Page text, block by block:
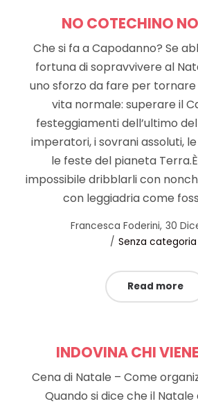
NO COTECHINO
Che si fa a Capodanno? Se
fortuna di sopravvivere al
uno sforzo da fare per
vita normale: superare il
festeggiamenti dell’ultimo
imperatori, i sovrani assoluti,
le feste del pianeta
impossibile dribblarli con
con leggiadria come
byFrancesca Foderini Posted
on
30
Posted
Senza categoria
Read more
INDOVINA CHI
Cena di Natale – Come
Quando si dice che il